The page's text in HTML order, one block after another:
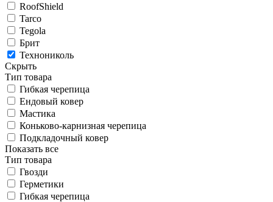
RoofShield
Tarco
Tegola
Брит
Технониколь
Скрыть
Тип товара
Гибкая черепица
Ендовый ковер
Мастика
Коньково-карнизная черепица
Подкладочный ковер
Показать все
Тип товара
Гвозди
Герметики
Гибкая черепица